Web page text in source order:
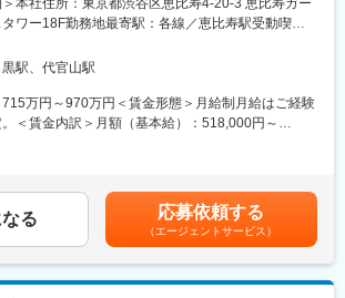
：月額 10万円
会社が全負担しております。
らスタートし、今では5万点以上の製品を160以上の
開している総合医療機器メーカーです。「医療を通
献するという」企業理念のもと、次の100年に向け
ています。
億円(2026年3月）、グローバル売上比率77％、世
管理会計・経営管理を担うポジションとして、親
ァーマへ出向し、グループ会社3社の業績管理や財務
・金融機関との連携、中期経営計画の策定業務など
だきます！
ング会社から引き継いだ業務基盤を自社で内製化
体の経営戦略に関与しながら、多様な関係者と連
のP&L／BS／CFデータの集計・分析
期業績レポートの作成、経営層への報告
ータ整理やグループ内貸付・返済管理業務
や関係部門との連携・調整
＞本社住所：東京都渋谷区恵比寿4-20-3 恵比寿ガー
ワー18F勤務地最寄駅：各線／恵比寿駅受動喫煙
面禁煙変更の範囲：会社の定める事業所（リモート
駅、代官山駅
715万円～970万円＜賃金形態＞月給制月給はご経験
＜賃金内訳＞月額（基本給）：518,000円～
選考を通じて上下する可能性があります。月給(月額)
めた表記です。
る 応募依頼する
（エージェントサービス）